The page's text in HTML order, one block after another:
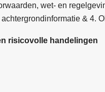
wet- en
& 4.
risicovolle handelingen